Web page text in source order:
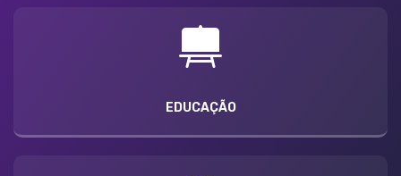
EDUCAÇÃO